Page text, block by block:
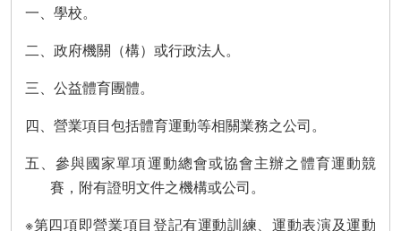
一、學校。
二、政府機關（構）或行政法人。
三、公益體育團體。
四、營業項目包括體育運動等相關業務之公司。
五、參與國家單項運動總會或協會主辦之體育運動競
賽，附有證明文件之機構或公司。
※第四項即營業項目登記有運動訓練、運動表演及運動